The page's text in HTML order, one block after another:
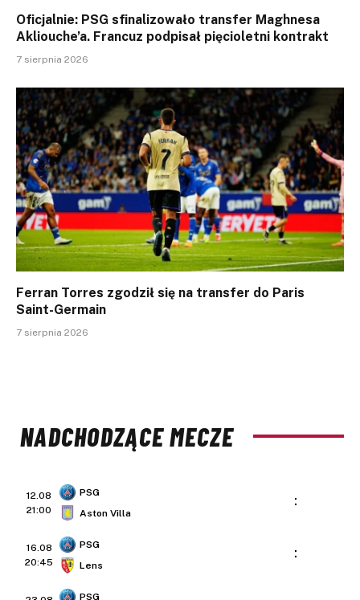
Oficjalnie: PSG sfinalizowało transfer Maghnesa
Akliouche’a. Francuz podpisał pięcioletni kontrakt
7 sierpnia 2026
Ferran Torres zgodził się na transfer do Paris
Saint-Germain
7 sierpnia 2026
NADCHODZĄCE MECZE
12.08
21:00
PSG
Aston Villa
:
16.08
20:45
PSG
Lens
:
PSG